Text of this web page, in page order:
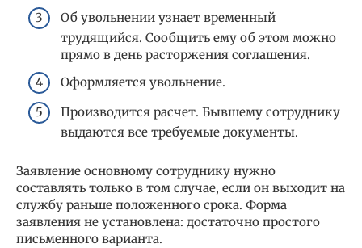
Об увольнении узнает временный
трудящийся. Сообщить ему об этом можно
прямо в день расторжения соглашения.
Оформляется увольнение.
Производится расчет. Бывшему сотруднику
выдаются все требуемые документы.
Заявление основному сотруднику нужно
составлять только в том случае, если он выходит на
службу раньше положенного срока. Форма
заявления не установлена: достаточно простого
письменного варианта.